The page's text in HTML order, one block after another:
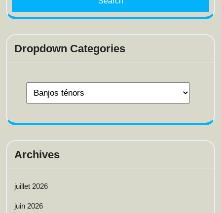
Dropdown Categories
Archives
juillet 2026
juin 2026